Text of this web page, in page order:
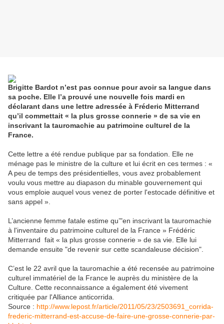
Brigitte Bardot n’est pas connue pour avoir sa langue dans
sa poche. Elle l’a prouvé une nouvelle fois mardi en
déclarant dans une lettre adressée à Fréderic Mitterrand
qu’il commettait « la plus grosse connerie » de sa vie en
inscrivant la tauromachie au patrimoine culturel de la
France.
Cette lettre a été rendue publique par sa fondation. Elle ne
ménage pas le ministre de la culture et lui écrit en ces termes : «
A peu de temps des présidentielles, vous avez probablement
voulu vous mettre au diapason du minable gouvernement qui
vous emploie auquel vous venez de porter l'estocade définitive et
sans appel ».
L’ancienne femme fatale estime qu’"en inscrivant la tauromachie
à l'inventaire du patrimoine culturel de la France » Frédéric
Mitterrand fait « la plus grosse connerie » de sa vie. Elle lui
demande ensuite "de revenir sur cette scandaleuse décision".
C’est le 22 avril que la tauromachie a été recensée au patrimoine
culturel immatériel de la France le auprès du ministère de la
Culture. Cette reconnaissance a également été vivement
critiquée par l'Alliance anticorrida.
Source : http://www.lepost.fr/article/2011/05/23/2503691_corrida-
frederic-mitterrand-est-accuse-de-faire-une-grosse-connerie-par-